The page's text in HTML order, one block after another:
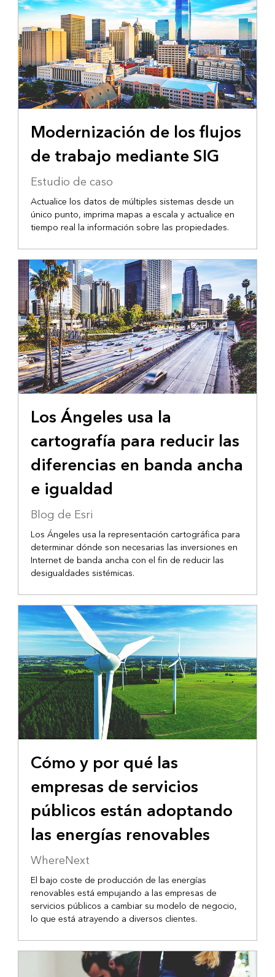
Modernización de los flujos
de trabajo mediante SIG
Estudio de caso
Actualice los datos de múltiples sistemas desde un
único punto, imprima mapas a escala y actualice en
tiempo real la información sobre las propiedades.
Los Ángeles usa la
cartografía para reducir las
diferencias en banda ancha
e igualdad
Blog de Esri
Los Ángeles usa la representación cartográfica para
determinar dónde son necesarias las inversiones en
Internet de banda ancha con el fin de reducir las
desigualdades sistémicas.
Cómo y por qué las
empresas de servicios
públicos están adoptando
las energías renovables
WhereNext
El bajo coste de producción de las energías
renovables está empujando a las empresas de
servicios públicos a cambiar su modelo de negocio,
lo que está atrayendo a diversos clientes.